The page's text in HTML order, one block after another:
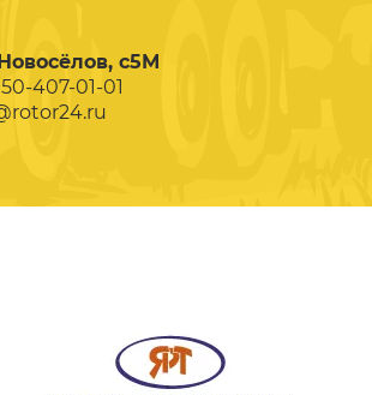
с5М
407-01-01